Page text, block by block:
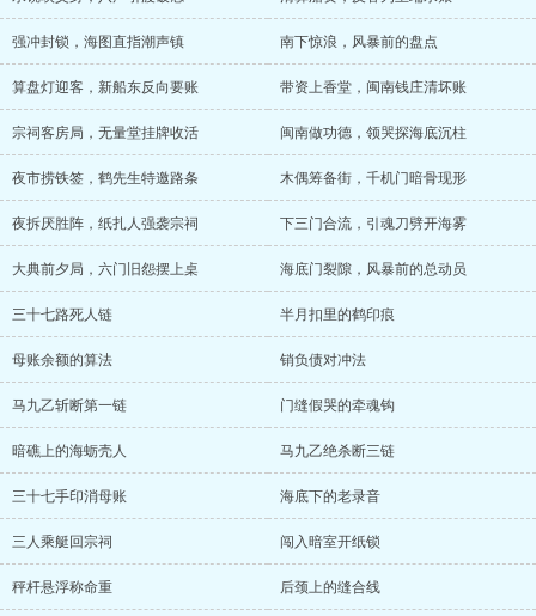
强冲封锁，海图直指潮声镇 南下惊浪，风暴前的盘点
算盘灯迎客，新船东反向要账 带资上香堂，闽南钱庄清坏账
宗祠客房局，无量堂挂牌收活 闽南做功德，领哭探海底沉柱
夜市捞铁签，鹤先生特邀路条 木偶筹备街，千机门暗骨现形
夜拆厌胜阵，纸扎人强袭宗祠 下三门合流，引魂刀劈开海雾
大典前夕局，六门旧怨摆上桌 海底门裂隙，风暴前的总动员
三十七路死人链 半月扣里的鹤印痕
母账余额的算法 销负债对冲法
马九乙斩断第一链 门缝假哭的牵魂钩
暗礁上的海蛎壳人 马九乙绝杀断三链
三十七手印消母账 海底下的老录音
三人乘艇回宗祠 闯入暗室开纸锁
秤杆悬浮称命重 后颈上的缝合线